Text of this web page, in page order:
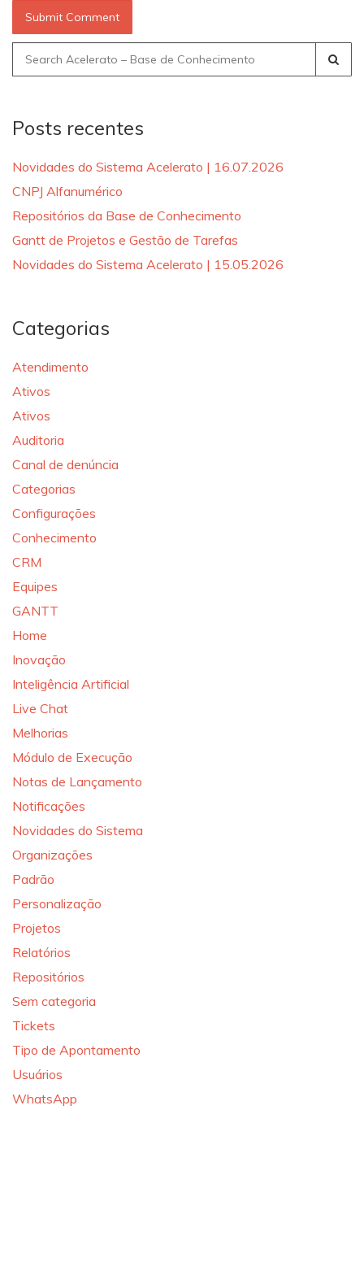
Search
for:
Posts recentes
Novidades do Sistema Acelerato | 16.07.2026
CNPJ Alfanumérico
Repositórios da Base de Conhecimento
Gantt de Projetos e Gestão de Tarefas
Novidades do Sistema Acelerato | 15.05.2026
Categorias
Atendimento
Ativos
Ativos
Auditoria
Canal de denúncia
Categorias
Configurações
Conhecimento
CRM
Equipes
GANTT
Home
Inovação
Inteligência Artificial
Live Chat
Melhorias
Módulo de Execução
Notas de Lançamento
Notificações
Novidades do Sistema
Organizações
Padrão
Personalização
Projetos
Relatórios
Repositórios
Sem categoria
Tickets
Tipo de Apontamento
Usuários
WhatsApp